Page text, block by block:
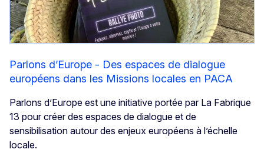
Parlons d’Europe - Des espaces de dialogue
européens dans les Missions locales en PACA
Parlons d’Europe est une initiative portée par La Fabrique
13 pour créer des espaces de dialogue et de
sensibilisation autour des enjeux européens à l’échelle
locale.